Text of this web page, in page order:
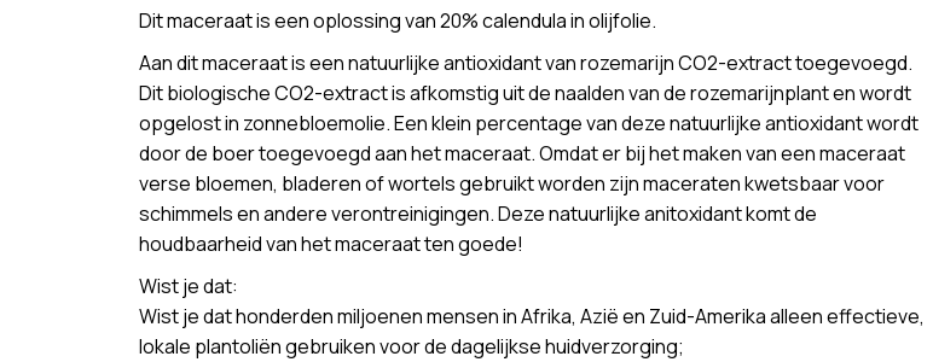
Dit maceraat is een oplossing van 20% calendula in olijfolie.
Aan dit maceraat is een natuurlijke antioxidant van rozemarijn CO2-extract toegevoegd.
Dit biologische CO2-extract is afkomstig uit de naalden van de rozemarijnplant en wordt
opgelost in zonnebloemolie. Een klein percentage van deze natuurlijke antioxidant wordt
door de boer toegevoegd aan het maceraat. Omdat er bij het maken van een maceraat
verse bloemen, bladeren of wortels gebruikt worden zijn maceraten kwetsbaar voor
schimmels en andere verontreinigingen. Deze natuurlijke anitoxidant komt de
houdbaarheid van het maceraat ten goede!
Wist je dat:
Wist je dat honderden miljoenen mensen in Afrika, Azië en Zuid-Amerika alleen effectieve,
lokale plantoliën gebruiken voor de dagelijkse huidverzorging;